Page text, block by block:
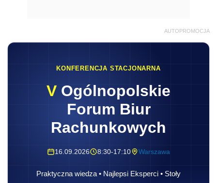
AUTOPROMOCJA
KONFERENCJA STACJONARNA
V Ogólnopolskie
Forum Biur
Rachunkowych
16.09.2026 8:30-17:10 Warszawa
Praktyczna wiedza • Najlepsi Eksperci • Stoły